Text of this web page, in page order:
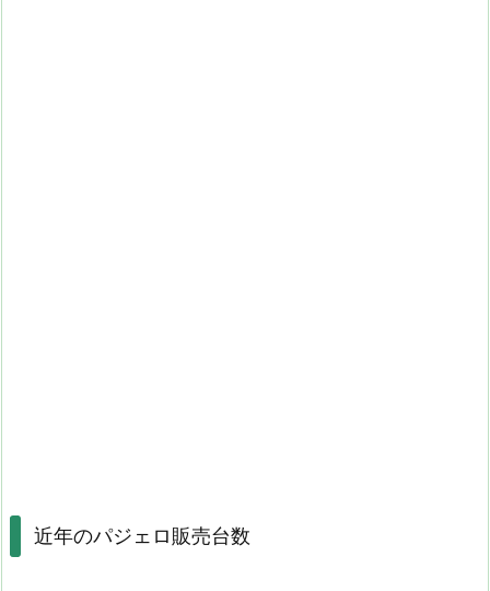
近年のパジェロ販売台数